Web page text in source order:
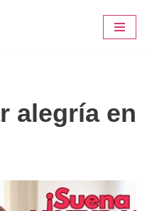
alegría en